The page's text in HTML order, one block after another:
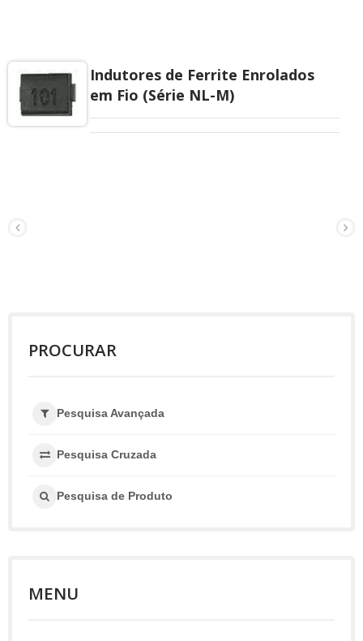
Indutores de Ferrite Enrolados
em Fio (Série NL-M)
PROCURAR
Pesquisa Avançada
Pesquisa Cruzada
Pesquisa de Produto
MENU